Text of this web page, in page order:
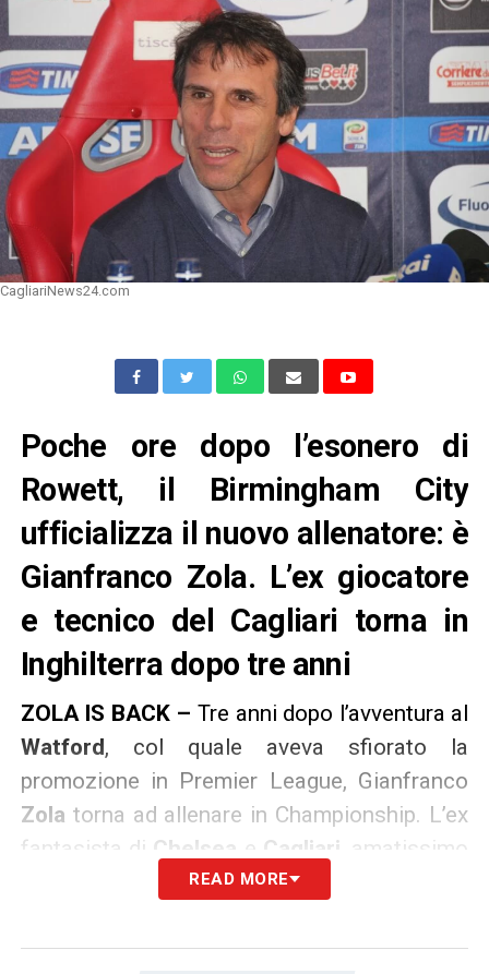
CagliariNews24.com
Poche ore dopo l’esonero di
Rowett, il Birmingham City
ufficializza il nuovo allenatore: è
Gianfranco Zola. L’ex giocatore
e tecnico del Cagliari torna in
Inghilterra dopo tre anni
ZOLA IS BACK – Tre anni dopo l’avventura al
Watford, col quale aveva sfiorato la
promozione in Premier League, Gianfranco
Zola torna ad allenare in Championship. L’ex
fantasista di Chelsea e Cagliari , amatissimo
oltremanica, è stato ufficializzato in serata
a lui il compito di centrare la promozione
READ MORE